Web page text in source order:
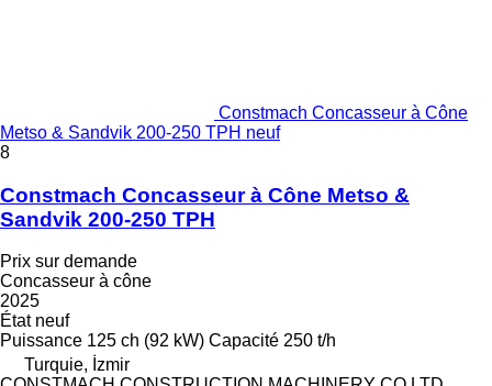
Constmach Concasseur à Cône
Metso & Sandvik 200-250 TPH neuf
8
Constmach Concasseur à Cône Metso &
Sandvik 200-250 TPH
Prix sur demande
Concasseur à cône
2025
État neuf
Puissance 125 ch (92 kW) Capacité 250 t/h
Turquie, İzmir